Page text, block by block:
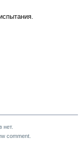
нет.
comment.